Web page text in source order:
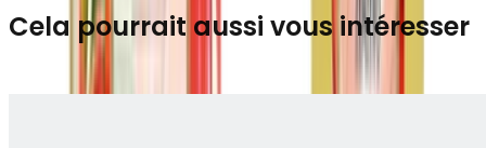
Cela pourrait aussi vous intéresser